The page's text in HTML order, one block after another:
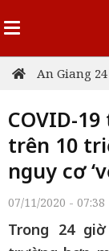
An Giang
COVID-
trên 10
nguy cơ
07/11/2020 - 07:38
Trong 24